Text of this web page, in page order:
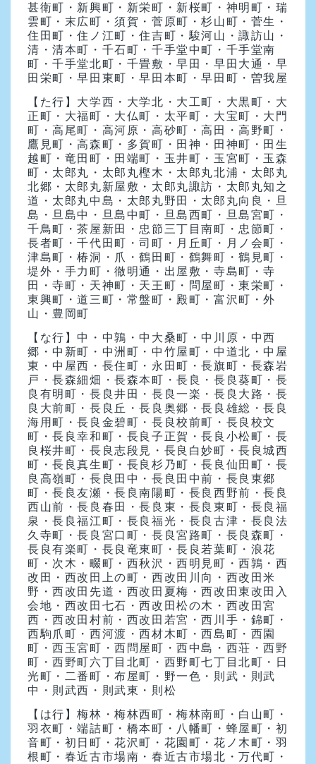
甚衛町・新興町・新栄町・新桜町・神明町・瑞
雲町・末広町・須賀・菅原町・杉山町・菅生・
住田町・住ノ江町・住吉町・駿河山・諏訪山・
清・清本町・千石町・千手堂中町・千手堂南
町・千手堂北町・千畳敷・早田・早田大通・早
田栄町・早田東町・早田本町・早田町・曽我屋
【た行】 大学西・大学北・大工町・大黒町・大
正町・大福町・大仏町・太平町・大宝町・大門
町・高尾町・高河原・高砂町・高田・高野町・
鷹見町・高森町・多賀町・田神・田神町・田生
越町・竜田町・田端町・玉井町・玉宮町・玉森
町・太郎丸・太郎丸樫木・太郎丸北浦・太郎丸
北郷・太郎丸新屋敷・太郎丸諏訪・太郎丸知之
道・太郎丸中島・太郎丸野田・太郎丸向良・旦
島・旦島中・旦島中町・旦島西町・旦島宮町・
千鳥町・茶屋新田・忠節三丁目南町・忠節町・
長者町・千代田町・司町・月丘町・月ノ会町・
津島町・椿洞・爪・鶴田町・鶴舞町・鶴見町・
堤外・手力町・徹明通・出屋敷・寺島町・寺
田・寺町・天神町・天王町・問屋町・東栄町・
東興町・道三町・常盤町・殿町・富沢町・外
山・豊岡町
【な行】中・中鶉・中大桑町・中川原・中西
郷・中新町・中洲町・中竹屋町・中道北・中屋
東・中屋西・長住町・永田町・長旗町・長森岩
戸・長森細畑・長森本町・長良・長良葵町・長
良有明町・長良井田・長良一楽・長良大路・長
良大前町・長良丘・長良奥郷・長良雄総・長良
海用町・長良金碧町・長良校前町・長良校文
町・長良幸和町・長良子正賀・長良小松町・長
良桜井町・長良志段見・長良白妙町・長良城西
町・長良真生町・長良杉乃町・長良仙田町・長
良高嶺町・長良田中・長良田中前・長良東郷
町・長良友瀬・長良南陽町・長良西野前・長良
西山前・長良春田・長良東・長良東町・長良福
泉・長良福江町・長良福光・長良古津・長良法
久寺町・長良宮口町・長良宮路町・長良森町・
長良有楽町・長良竜東町・長良若葉町・浪花
町・次木・畷町・西秋沢・西明見町・西鶉・西
改田・西改田上の町・西改田川向・西改田米
野・西改田先道・西改田夏梅・西改田東改田入
会地・西改田七石・西改田松の木・西改田宮
西・西改田村前・西改田若宮・西川手・錦町・
西駒爪町・西河渡・西材木町・西島町・西園
町・西玉宮町・西問屋町・西中島・西荘・西野
町・西野町六丁目北町・西野町七丁目北町・日
光町・二番町・布屋町・野一色・則武・則武
中・則武西・則武東・則松
【は行】梅林・梅林西町・梅林南町・白山町・
羽衣町・端詰町・橋本町・八幡町・蜂屋町・初
音町・初日町・花沢町・花園町・花ノ木町・羽
根町・春近古市場南・春近古市場北・万代町・